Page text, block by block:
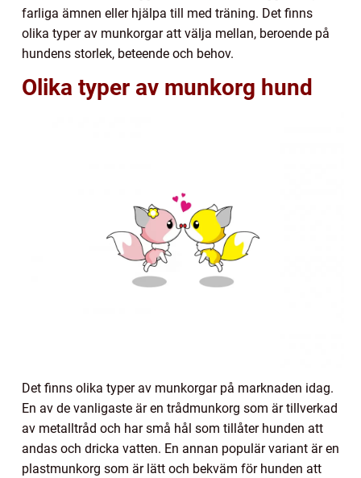
farliga ämnen eller hjälpa till med träning. Det finns
olika typer av munkorgar att välja mellan, beroende på
hundens storlek, beteende och behov.
Olika typer av munkorg hund
Det finns olika typer av munkorgar på marknaden idag.
En av de vanligaste är en trådmunkorg som är tillverkad
av metalltråd och har små hål som tillåter hunden att
andas och dricka vatten. En annan populär variant är en
plastmunkorg som är lätt och bekväm för hunden att